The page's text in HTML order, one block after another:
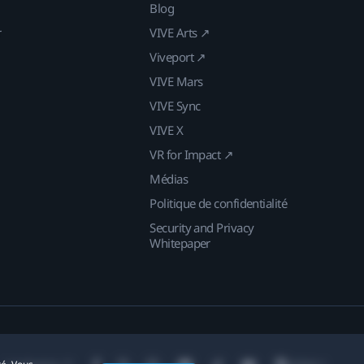
Blog
VIVE Arts ↗
Viveport ↗
VIVE Mars
VIVE Sync
VIVE X
VR for Impact ↗
Médias
Politique de confidentialité
Security and Privacy
Whitepaper